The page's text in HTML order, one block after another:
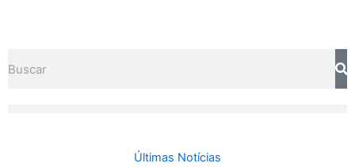
Últimas Notícias